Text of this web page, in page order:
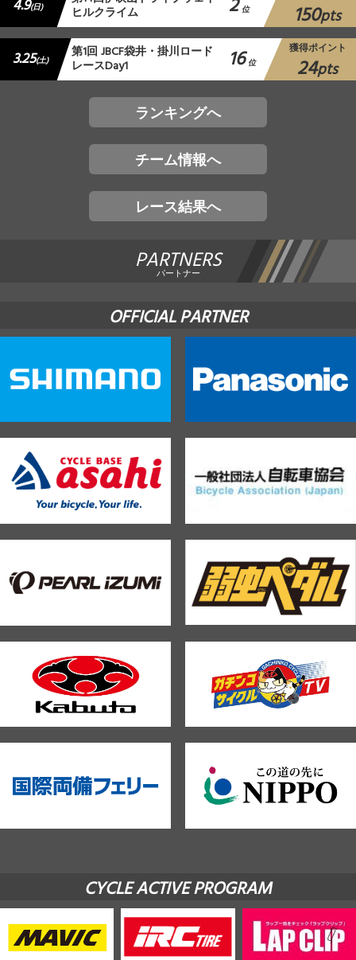
4.9(日) ヒルクライム 位 150pts
3.25(土) 第1回 JBCF袋井・掛川ロード
レースDay1 16 位
獲得ポイント
24pts
ランキングへ
チーム情報へ
レース結果へ
PARTNERS
パートナー
OFFICIAL PARTNER
CYCLE ACTIVE PROGRAM